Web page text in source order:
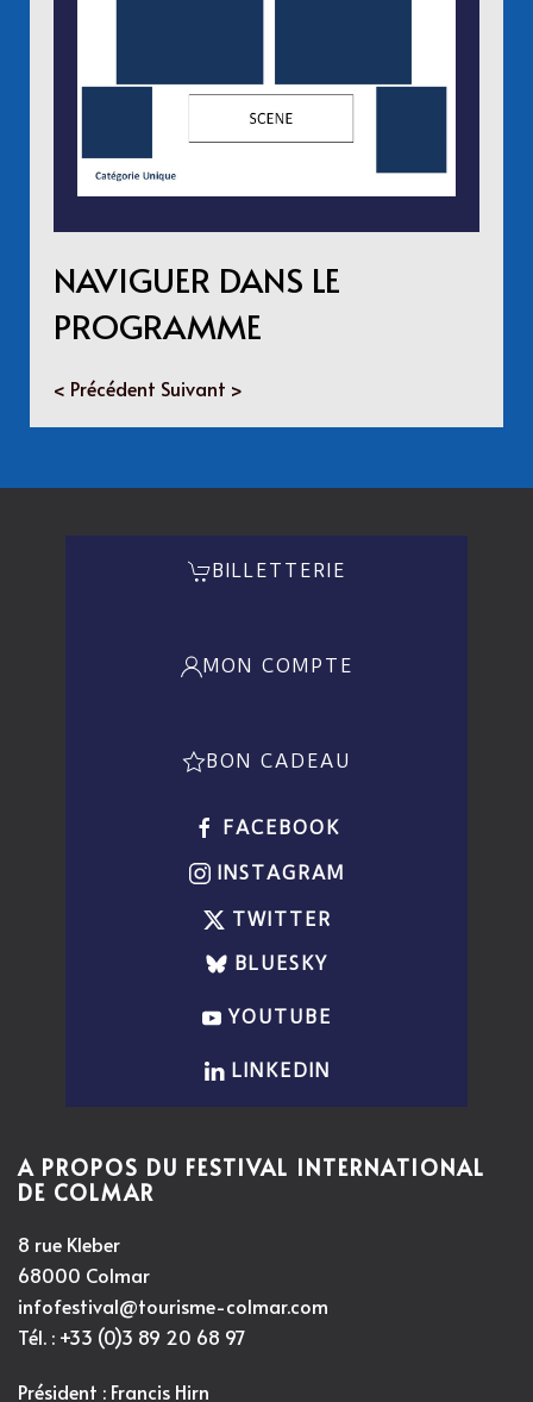
NAVIGUER DANS LE
PROGRAMME
< Précédent Suivant >
BILLETTERIE
MON COMPTE
BON CADEAU
FACEBOOK
INSTAGRAM
TWITTER
BLUESKY
YOUTUBE
LINKEDIN
A PROPOS DU FESTIVAL INTERNATIONAL
DE COLMAR
8 rue Kleber
68000 Colmar
infofestival@tourisme-colmar.com
Tél. : +33 (0)3 89 20 68 97
Président : Francis Hirn